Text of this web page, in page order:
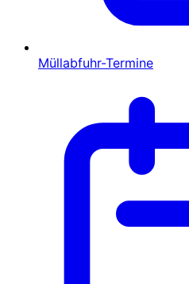
Müllabfuhr-Termine